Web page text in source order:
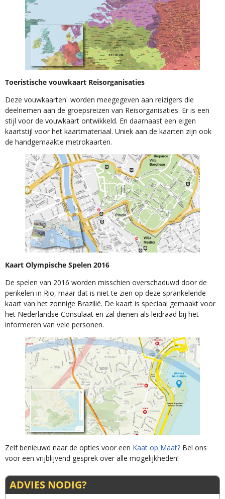
Toeristische vouwkaart Reisorganisaties
Deze vouwkaarten worden meegegeven aan reizigers die
deelnemen aan de groepsreizen van Reisorganisaties. Er is een
stijl voor de vouwkaart ontwikkeld. En daarnaast een eigen
kaartstijl voor het kaartmateriaal. Uniek aan de kaarten zijn ook
de handgemaakte metrokaarten.
Kaart Olympische Spelen 2016
De spelen van 2016 worden misschien overschaduwd door de
perikelen in Rio, maar dat is niet te zien op deze sprankelende
kaart van het zonnige Brazilië. De kaart is speciaal gemaakt voor
het Nederlandse Consulaat en zal dienen als leidraad bij het
informeren van vele personen.
Zelf benieuwd naar de opties voor een Kaat op Maat? Bel ons
voor een vrijblijvend gesprek over alle mogelijkheden!
ADVIES NODIG?